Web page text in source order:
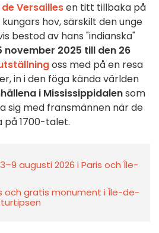
Versaillesen titt tillbaka på
hov, särskilt den unge
bestod av hans "indianska"
november 2025 till den 26
oss med på en resa
in i den föga kända världen
i Mississippidalensom
sig med fransmännen när de
på 1700-talet.
augusti 2026 i Paris och Île-
och gratis monument i Île-de-